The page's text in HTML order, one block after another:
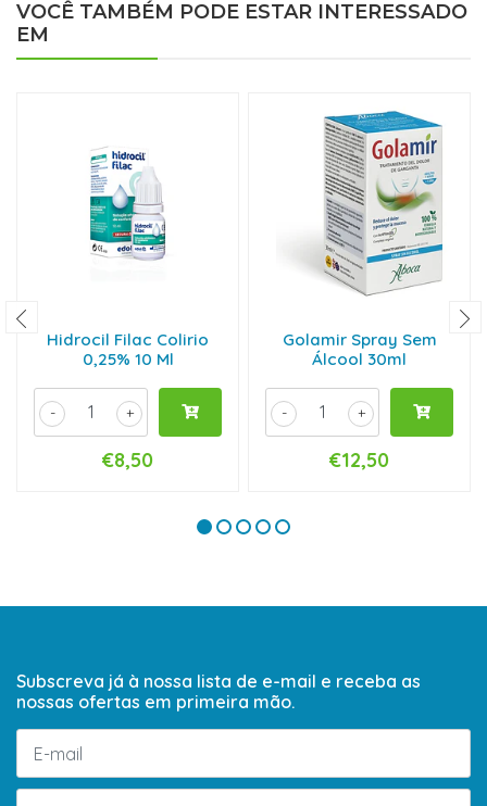
VOCÊ TAMBÉM PODE ESTAR INTERESSADO
EM
Hidrocil Filac Colirio
0,25% 10 Ml
+
-
€8,50
Golamir Spray Sem
Álcool 30ml
+
-
€12,50
Subscreva já à nossa lista de e-mail e receba as
nossas ofertas em primeira mão.